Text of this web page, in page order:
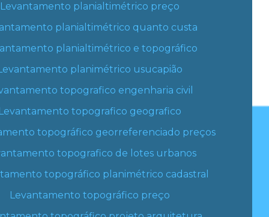
Levantamento planialtimétrico preço
planialtimétrico quanto custa
planialtimétrico e topográfico
planimétrico usucapião
topografico engenharia civil
Levantamento topografico geografico
topográfico georreferenciado preços
topografico de lotes urbanos
topográfico planimétrico cadastral
Levantamento topográfico preço
orçamento
Escritorio de topografia
Georreferenciamento de imóveis rurais e
urbanos
Georreferenciamento incra drone
Georreferenciamento preço
Georreferenciamento preço por hectare
Georreferenciamento topografia
Georreferenciamento urbano com drone